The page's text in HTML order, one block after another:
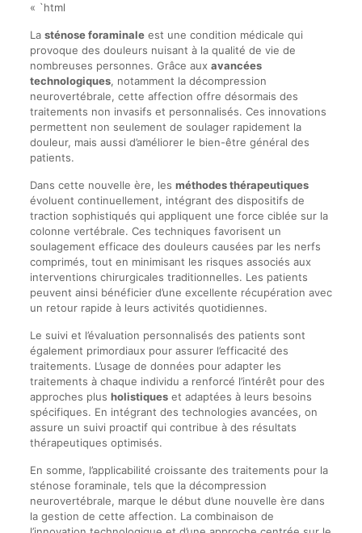
« `html
La sténose foraminaleest une condition médicale qui
provoque des douleurs nuisant à la qualité de vie de
nombreuses personnes. Grâce aux avancées
technologiques, notamment la décompression
neurovertébrale, cette affection offre désormais des
traitements non invasifs et personnalisés. Ces innovations
permettent non seulement de soulager rapidement la
douleur, mais aussi d’améliorer le bien-être général des
patients.
Dans cette nouvelle ère, les méthodes thérapeutiques
évoluent continuellement, intégrant des dispositifs de
traction sophistiqués qui appliquent une force ciblée sur la
colonne vertébrale. Ces techniques favorisent un
soulagement efficace des douleurs causées par les nerfs
comprimés, tout en minimisant les risques associés aux
interventions chirurgicales traditionnelles. Les patients
peuvent ainsi bénéficier d’une excellente récupération avec
un retour rapide à leurs activités quotidiennes.
Le suivi et l’évaluation personnalisés des patients sont
également primordiaux pour assurer l’efficacité des
traitements. L’usage de données pour adapter les
traitements à chaque individu a renforcé l’intérêt pour des
approches plus holistiqueset adaptées à leurs besoins
spécifiques. En intégrant des technologies avancées, on
assure un suivi proactif qui contribue à des résultats
thérapeutiques optimisés.
En somme, l’applicabilité croissante des traitements pour la
sténose foraminale, tels que la décompression
neurovertébrale, marque le début d’une nouvelle ère dans
la gestion de cette affection. La combinaison de